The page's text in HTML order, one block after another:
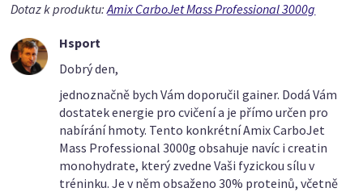
Dotaz k produktu:Amix CarboJet Mass Professional 3000g
Hsport
Dobrý den,
jednoznačně bych Vám doporučil gainer. Dodá Vám
dostatek energie pro cvičení a je přímo určen pro
nabírání hmoty. Tento konkrétní Amix CarboJet
Mass Professional 3000g obsahuje navíc i creatin
monohydrate, který zvedne Vaši fyzickou sílu v
tréninku. Je v něm obsaženo 30% proteinů, včetně